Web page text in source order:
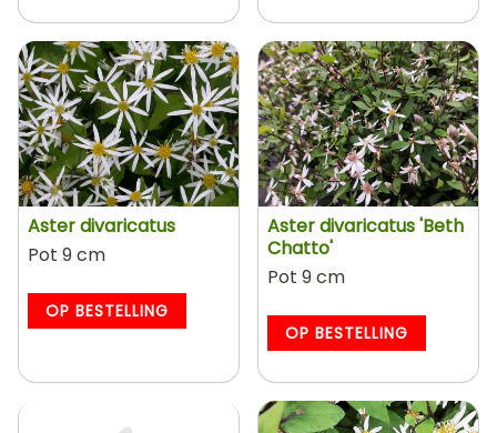
Aster divaricatus
Pot 9 cm
OP BESTELLING
Aster divaricatus 'Beth
Chatto'
Pot 9 cm
OP BESTELLING